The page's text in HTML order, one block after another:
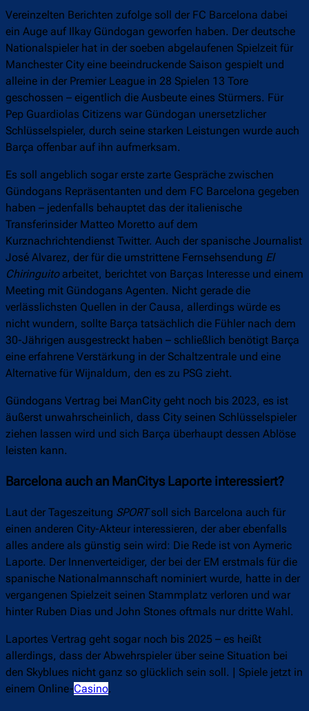
Vereinzelten Berichten zufolge soll der FC Barcelona dabei
ein Auge auf Ilkay Gündogan geworfen haben. Der deutsche
Nationalspieler hat in der soeben abgelaufenen Spielzeit für
Manchester City eine beeindruckende Saison gespielt und
alleine in der Premier League in 28 Spielen 13 Tore
geschossen – eigentlich die Ausbeute eines Stürmers. Für
Pep Guardiolas Citizens war Gündogan unersetzlicher
Schlüsselspieler, durch seine starken Leistungen wurde auch
Barça offenbar auf ihn aufmerksam.
Es soll angeblich sogar erste zarte Gespräche zwischen
Gündogans Repräsentanten und dem FC Barcelona gegeben
haben – jedenfalls behauptet das der italienische
Transferinsider Matteo Moretto auf dem
Kurznachrichtendienst Twitter. Auch der spanische Journalist
José Alvarez, der für die umstrittene Fernsehsendung El
Chiringuitoarbeitet, berichtet von Barças Interesse und einem
Meeting mit Gündogans Agenten. Nicht gerade die
verlässlichsten Quellen in der Causa, allerdings würde es
nicht wundern, sollte Barça tatsächlich die Fühler nach dem
30-Jährigen ausgestreckt haben – schließlich benötigt Barça
eine erfahrene Verstärkung in der Schaltzentrale und eine
Alternative für Wijnaldum, den es zu PSG zieht.
Gündogans Vertrag bei ManCity geht noch bis 2023, es ist
äußerst unwahrscheinlich, dass City seinen Schlüsselspieler
ziehen lassen wird und sich Barça überhaupt dessen Ablöse
leisten kann.
Barcelona auch an ManCitys Laporte interessiert?
Laut der Tageszeitung SPORTsoll sich Barcelona auch für
einen anderen City-Akteur interessieren, der aber ebenfalls
alles andere als günstig sein wird: Die Rede ist von Aymeric
Laporte. Der Innenverteidiger, der bei der EM erstmals für die
spanische Nationalmannschaft nominiert wurde, hatte in der
vergangenen Spielzeit seinen Stammplatz verloren und war
hinter Ruben Dias und John Stones oftmals nur dritte Wahl.
Laportes Vertrag geht sogar noch bis 2025 – es heißt
allerdings, dass der Abwehrspieler über seine Situation bei
den Skyblues nicht ganz so glücklich sein soll. | Spiele jetzt in
einem Online-Casino.